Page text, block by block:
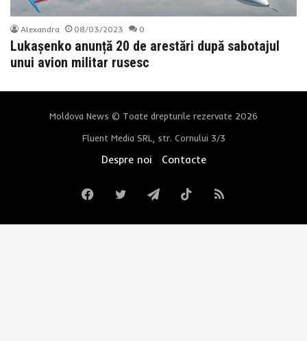
Alexandra 08/03/2023 0
Lukașenko anunță 20 de arestări după sabotajul
unui avion militar rusesc
Moldova News © Toate drepturile rezervate 2026
Fluent Media SRL, str. Cornului 3/3
Despre noi Contacte
FacebookTwitterTelegramTikTokRSS